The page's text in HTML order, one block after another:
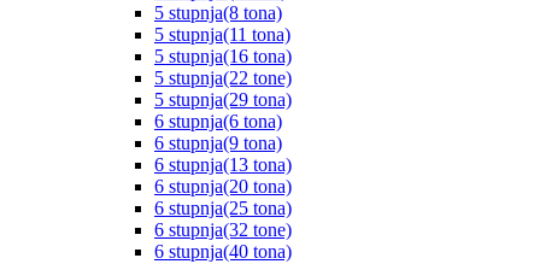
5 stupnja(8 tona)
5 stupnja(11 tona)
5 stupnja(16 tona)
5 stupnja(22 tone)
5 stupnja(29 tona)
6 stupnja(6 tona)
6 stupnja(9 tona)
6 stupnja(13 tona)
6 stupnja(20 tona)
6 stupnja(25 tona)
6 stupnja(32 tone)
6 stupnja(40 tona)